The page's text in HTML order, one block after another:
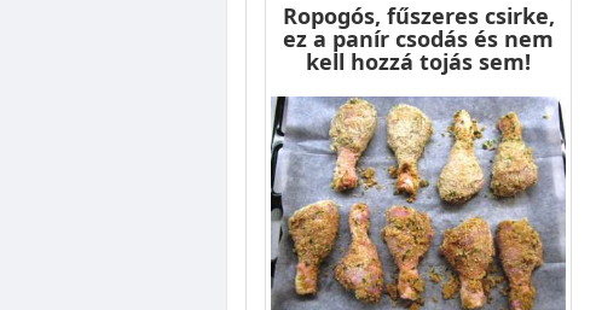
Ropogós, fűszeres csirke,
ez a panír csodás és nem
kell hozzá tojás sem!